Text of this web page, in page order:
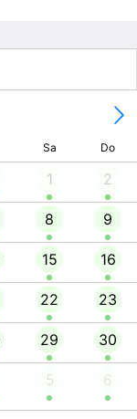
Sa Do
1 2
8 9
15 16
22 23
29 30
5 6